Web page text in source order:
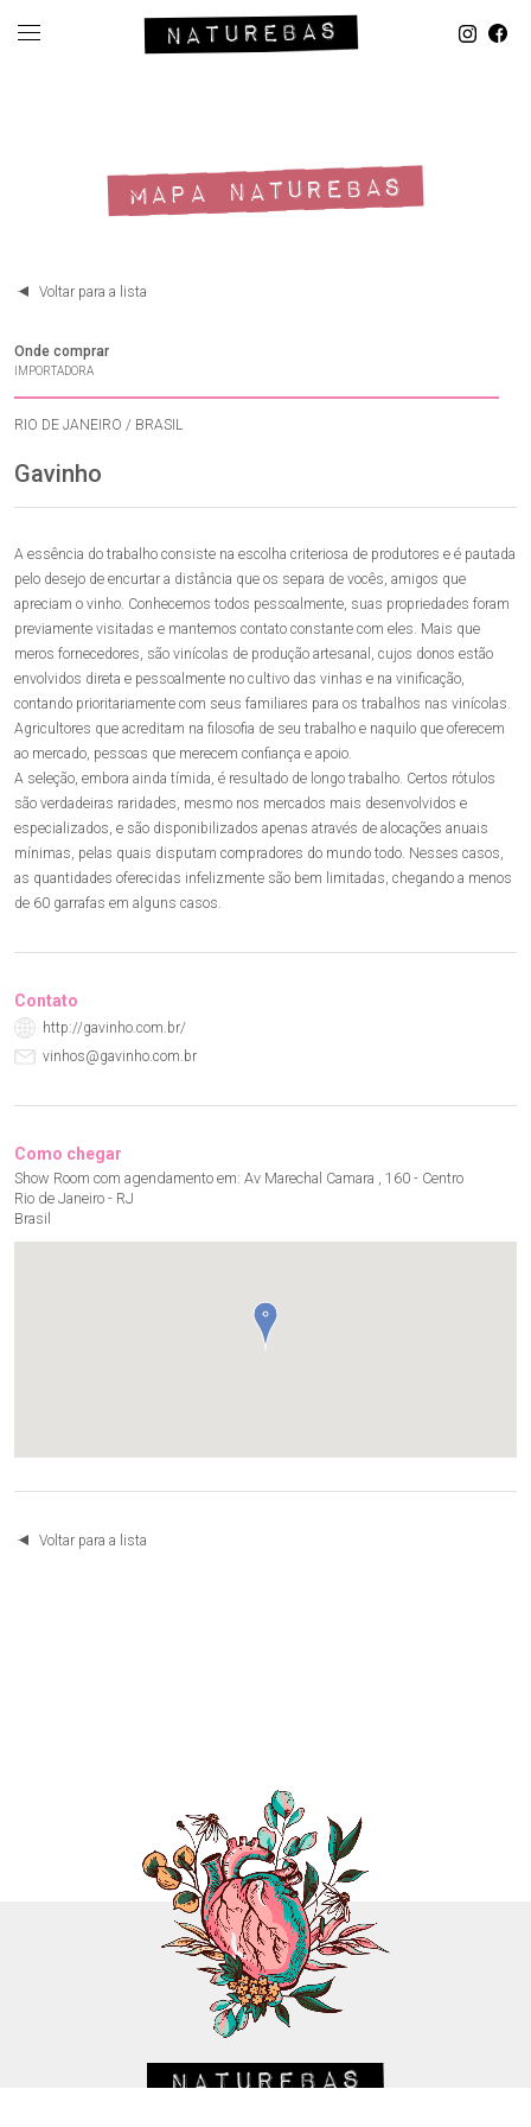
MAPA NATUREBAS
Voltar para a lista
Onde comprar
IMPORTADORA
RIO DE JANEIRO / BRASIL
Gavinho
A essência do trabalho consiste na escolha criteriosa de produtores e é pautada
pelo desejo de encurtar a distância que os separa de vocês, amigos que
apreciam o vinho. Conhecemos todos pessoalmente, suas propriedades foram
previamente visitadas e mantemos contato constante com eles. Mais que
meros fornecedores, são vinícolas de produção artesanal, cujos donos estão
envolvidos direta e pessoalmente no cultivo das vinhas e na vinificação,
contando prioritariamente com seus familiares para os trabalhos nas vinícolas.
Agricultores que acreditam na filosofia de seu trabalho e naquilo que oferecem
ao mercado, pessoas que merecem confiança e apoio.
A seleção, embora ainda tímida, é resultado de longo trabalho. Certos rótulos
são verdadeiras raridades, mesmo nos mercados mais desenvolvidos e
especializados, e são disponibilizados apenas através de alocações anuais
mínimas, pelas quais disputam compradores do mundo todo. Nesses casos,
as quantidades oferecidas infelizmente são bem limitadas, chegando a menos
de 60 garrafas em alguns casos.
Contato
http://gavinho.com.br/
vinhos@gavinho.com.br
Como chegar
Show Room com agendamento em: Av Marechal Camara , 160 - Centro
Rio de Janeiro - RJ
Brasil
Voltar para a lista